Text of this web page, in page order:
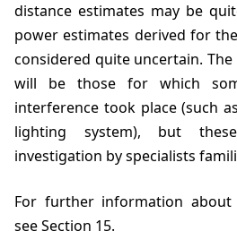
distance estimates may be
power estimates derived for
considered quite uncertain.
will be those for which
interference took place (such
lighting system), but
investigation by specialists
For further information about luminosity estimates,
see Section 15.